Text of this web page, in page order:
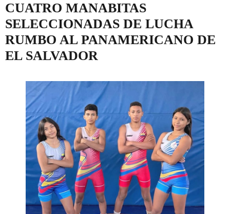
CUATRO MANABITAS
SELECCIONADAS DE LUCHA
RUMBO AL PANAMERICANO DE
EL SALVADOR